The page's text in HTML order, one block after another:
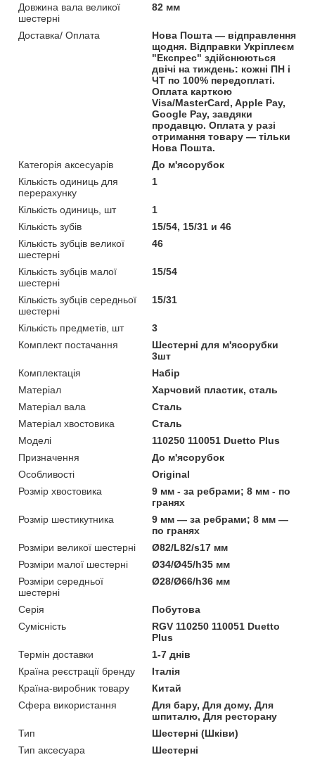
Довжина вала великої
шестерні
82 мм
Доставка/ Оплата
Нова Пошта — відправлення
щодня. Відправки Укріплеєм
"Експрес" здійснюються
двічі на тиждень: кожні ПН і
ЧТ по 100% передоплаті.
Оплата карткою
Visa/MasterCard, Apple Pay,
Google Pay, завдяки
продавцю. Оплата у разі
отримання товару — тільки
Нова Пошта.
Категорія аксесуарів
До м'ясорубок
Кількість одиниць для
перерахунку
1
Кількість одиниць, шт
1
Кількість зубів
15/54, 15/31 и 46
Кількість зубців великої
шестерні
46
Кількість зубців малої
шестерні
15/54
Кількість зубців середньої
шестерні
15/31
Кількість предметів, шт
3
Комплект постачання
Шестерні для м'ясорубки
3шт
Комплектація
Набір
Матеріал
Харчовий пластик, сталь
Матеріал вала
Сталь
Матеріал хвостовика
Сталь
Моделі
110250 110051 Duetto Plus
Призначення
До м'ясорубок
Особливості
Original
Розмір хвостовика
9 мм - за ребрами; 8 мм - по
гранях
Розмір шестикутника
9 мм — за ребрами; 8 мм —
по гранях
Розміри великої шестерні
Ø82/L82/s17 мм
Розміри малої шестерні
Ø34/Ø45/h35 мм
Розміри середньої
шестерні
Ø28/Ø66/h36 мм
Серія
Побутова
Сумісність
RGV 110250 110051 Duetto
Plus
Термін доставки
1-7 днів
Країна реєстрації бренду
Італія
Країна-виробник товару
Китай
Сфера використання
Для бару, Для дому, Для
шпиталю, Для ресторану
Тип
Шестерні (Шківи)
Тип аксесуара
Шестерні